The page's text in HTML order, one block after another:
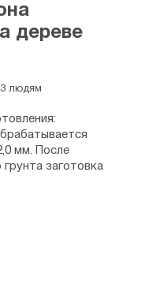
дереве
людям
мм. После
заготовка
покрытием.